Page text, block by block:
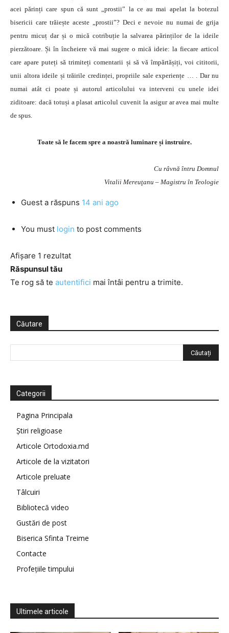
acei părinți care spun că sunt „prostii” la ce au mai apelat la botezul
bisericii care trăiește aceste „prostii”? Deci e nevoie nu numai de grija
pentru micuț dar și o mică cotribuție la salvarea părinților de la ideile
pierzătoare. Și în încheiere vă mai sugere o mică ideie: la fiecare articol
care apare puteți să trimiteți comentarii și să vă împărtășiți, voi cititorii,
unii altora ideile și trăirile credinței, propriile sale experiențe … . Dar nu
numai atât ci poate și autorul articolului va interveni cu unele idei
ziditoare: dacă totuși a plasat articolul cuvenit la asigur ar avea mai multe
de spus.
Toate să le facem spre a noastră luminare și instruire.
Cu râvnă întru Domnul
Vitalii Mereuţanu – Magistru în Teologie
Guest a răspuns 14 ani ago
You must login to post comments
Afișare 1 rezultat
Răspunsul tău
Te rog să te autentifici mai întâi pentru a trimite.
Căutare
Categorii
Pagina Principala
Știri religioase
Articole Ortodoxia.md
Articole de la vizitatori
Articole preluate
Tâlcuiri
Bibliotecă video
Gustări de post
Biserica Sfinta Treime
Contacte
Profețiile timpului
Ultimele articole